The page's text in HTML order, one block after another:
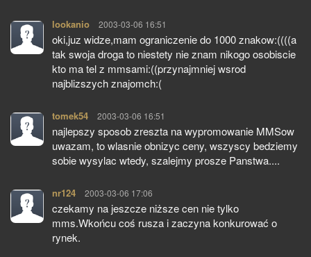
lookanio pisze:
2003-03-06 16:51
oki,juz widze,mam ograniczenie do 1000 znakow:((((a
tak swoja droga to niestety nie znam nikogo osobiscie
kto ma tel z mmsami:((przynajmniej wsrod
najblizszych znajomch:(
tomek54 pisze:
2003-03-06 16:51
najlepszy sposob zreszta na wypromowanie MMSow
uwazam, to wlasnie obnizyc ceny, wszyscy bedziemy
sobie wysylac wtedy, szalejmy prosze Panstwa....
nr124 pisze:
2003-03-06 17:06
czekamy na jeszcze niższe cen nie tylko
mms.Wkońcu coś rusza i zaczyna konkurować o
rynek.